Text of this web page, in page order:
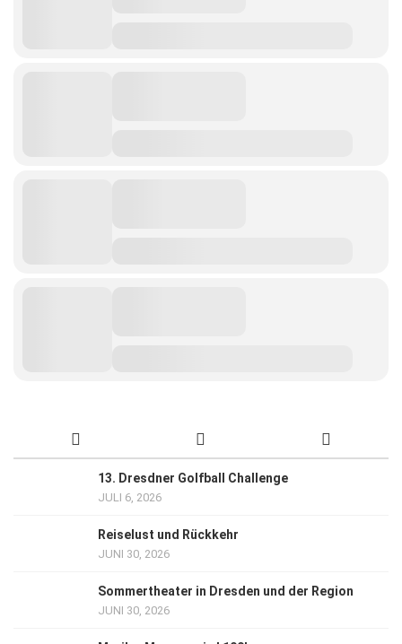
13. Dresdner Golfball Challenge
JULI 6, 2026
Reiselust und Rückkehr
JUNI 30, 2026
Sommertheater in Dresden und der Region
JUNI 30, 2026